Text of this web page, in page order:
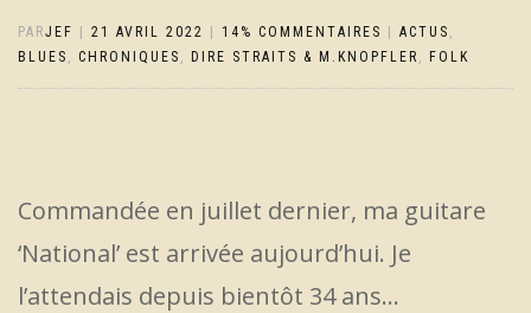
PARJEF 21 AVRIL 2022 14% COMMENTAIRES ACTUS ,
BLUES , CHRONIQUES , DIRE STRAITS & M.KNOPFLER , FOLK
Commandée en juillet dernier, ma guitare
‘National’ est arrivée aujourd’hui. Je
l’attendais depuis bientôt 34 ans…